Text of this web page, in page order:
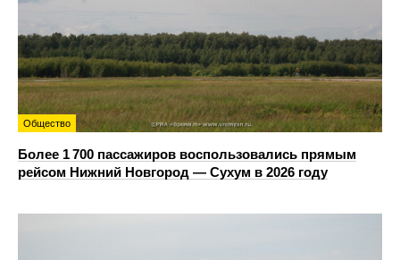
Общество
Более 1 700 пассажиров воспользовались прямым
рейсом Нижний Новгород — Сухум в 2026 году